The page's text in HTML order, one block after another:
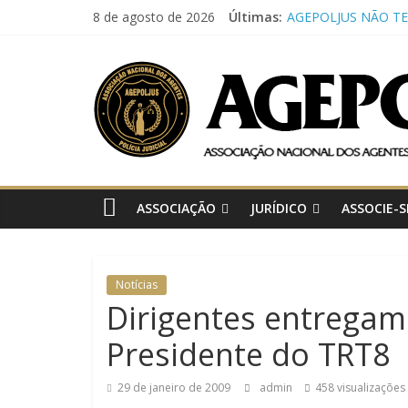
8 de agosto de 2026 Últimas: AGEPOLJUS NÃO
TRT-SC E MPSC
PARA AMPLIAR
SEGURANÇA
CNJ REALIZA
LIDERANÇA
CONCLUI CURSO
REFORÇAM A
CONSOLIDAÇÃO
JUDICIAL NO
AGEPOLJUS
Associação
Nacional
dos
Polícia
Judiciária
ASSOCIAÇÃO JURÍDICO ASSOCIE-
Notícias
Dirigentes
Presidente do TRT8
29 de janeiro de 2009 admin 458 visualizações